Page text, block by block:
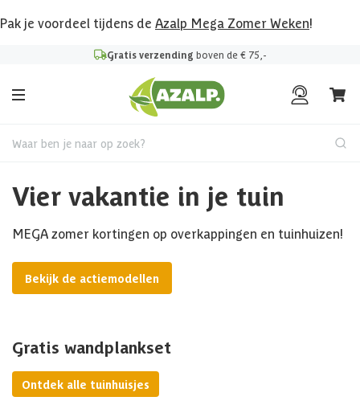
Pak je voordeel tijdens de Azalp Mega Zomer Weken!
Gratis verzending boven de € 75,-
Waar ben je naar op zoek?
Vier vakantie in je tuin
MEGA zomer kortingen op overkappingen en tuinhuizen!
Bekijk de actiemodellen
Gratis wandplankset
Ontdek alle tuinhuisjes